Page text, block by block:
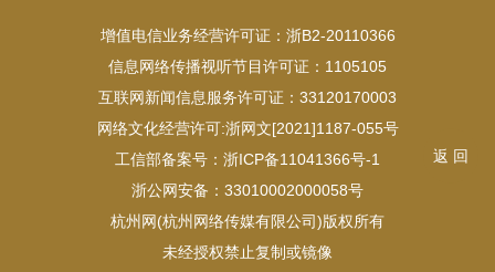
返 回
增值电信业务经营许可证：浙B2-20110366
信息网络传播视听节目许可证：1105105
互联网新闻信息服务许可证：33120170003
网络文化经营许可:浙网文[2021]1187-055号
工信部备案号：浙ICP备11041366号-1
浙公网安备：33010002000058号
杭州网(杭州网络传媒有限公司)版权所有
未经授权禁止复制或镜像